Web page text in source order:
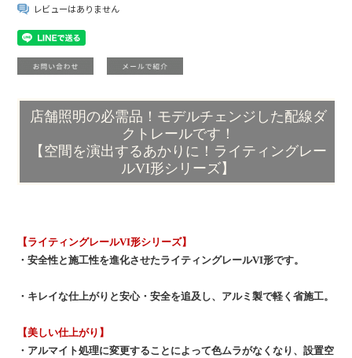
レビューはありません
店舗照明の必需品！モデルチェンジした配線ダ
クトレールです！
【空間を演出するあかりに！ライティングレー
ルVI形シリーズ】
【ライティングレールVI形シリーズ】
・安全性と施工性を進化させたライティングレールVI形です。
・キレイな仕上がりと安心・安全を追及し、アルミ製で軽く省施工。
【美しい仕上がり】
・アルマイト処理に変更することによって色ムラがなくなり、設置空